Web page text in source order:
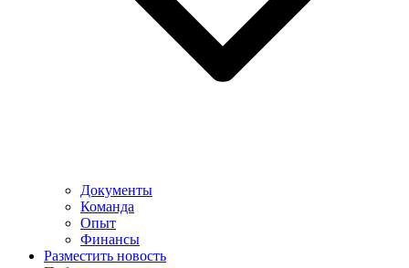
Документы
Команда
Опыт
Финансы
Разместить новость